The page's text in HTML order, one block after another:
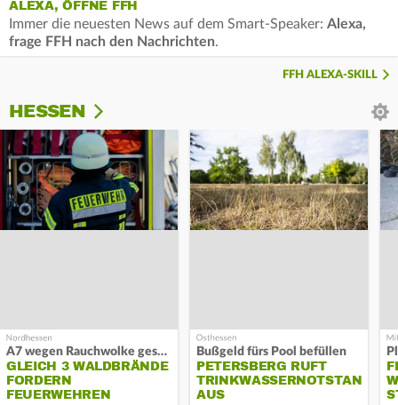
ALEXA, ÖFFNE FFH
Immer die neuesten News auf dem Smart-Speaker: Alexa,
frage FFH nach den Nachrichten.
FFH ALEXA-SKILL
HESSEN
A7 wegen Rauchwolke gesperrt
GLEICH 3 WALDBRÄNDE
FORDERN
FEUERWEHREN
Bußgeld fürs Pool befüllen
PETERSBERG RUFT
TRINKWASSERNOTSTAND
AUS